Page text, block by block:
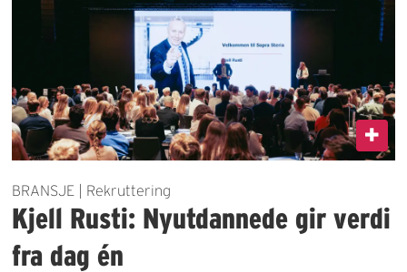
BRANSJE | Rekruttering
Kjell Rusti: Nyutdannede gir verdi
fra dag én